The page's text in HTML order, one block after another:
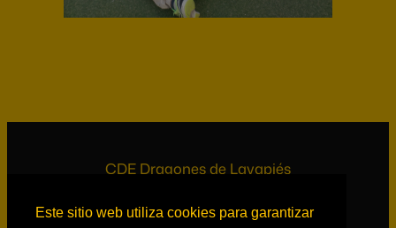
CDE Dragones de Lavapiés
Información legalManage cookie settings
Este sitio web utiliza cookies para garantizar